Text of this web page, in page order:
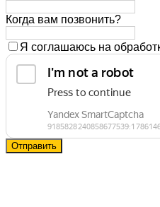
Когда вам позвонить?
Я соглашаюсь на